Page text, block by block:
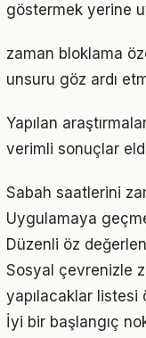
göstermek yerine
zaman bloklama
unsuru göz ardı
Yapılan
verimli sonuçlar
Sabah saatlerini
Uygulamaya
Düzenli öz
Sosyal çevrenizle
yapılacaklar
İyi bir başlangıç